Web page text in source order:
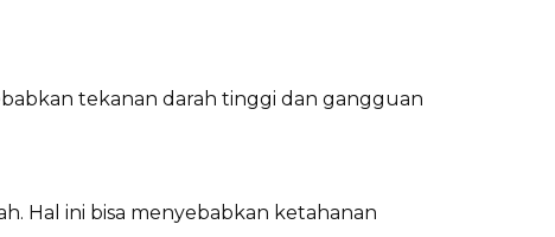
tekanan darah tinggi dan gangguan
Hal ini bisa menyebabkan ketahanan